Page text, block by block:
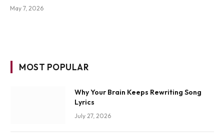
May 7, 2026
MOST POPULAR
Why Your Brain Keeps Rewriting Song
Lyrics
July 27, 2026